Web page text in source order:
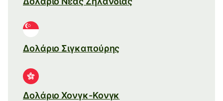
Δολάριο Σιγκαπούρης
Δολάριο Χονγκ-Κονγκ